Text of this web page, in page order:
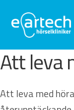
till
navigering
till
innehåll
Hörseltest
Att leva
Att leva med